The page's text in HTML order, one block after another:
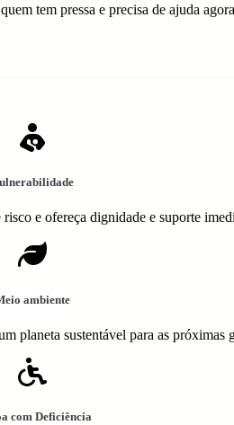
tem pressa e precisa de ajuda
e ofereça dignidade e suporte
ambiente
planeta sustentável para as próximas
com Deficiência